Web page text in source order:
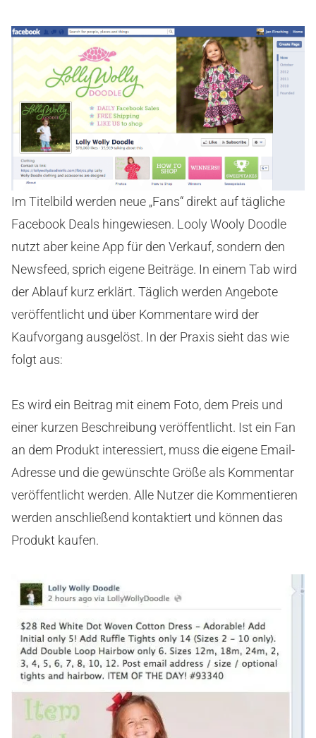
Im Titelbild werden neue „Fans“ direkt auf tägliche
Facebook Deals hingewiesen. Looly Wooly Doodle
nutzt aber keine App für den Verkauf, sondern den
Newsfeed, sprich eigene Beiträge. In einem Tab wird
der Ablauf kurz erklärt. Täglich werden Angebote
veröffentlicht und über Kommentare wird der
Kaufvorgang ausgelöst. In der Praxis sieht das wie
folgt aus:
Es wird ein Beitrag mit einem Foto, dem Preis und
einer kurzen Beschreibung veröffentlicht. Ist ein Fan
an dem Produkt interessiert, muss die eigene Email-
Adresse und die gewünschte Größe als Kommentar
veröffentlicht werden. Alle Nutzer die Kommentieren
werden anschließend kontaktiert und können das
Produkt kaufen.